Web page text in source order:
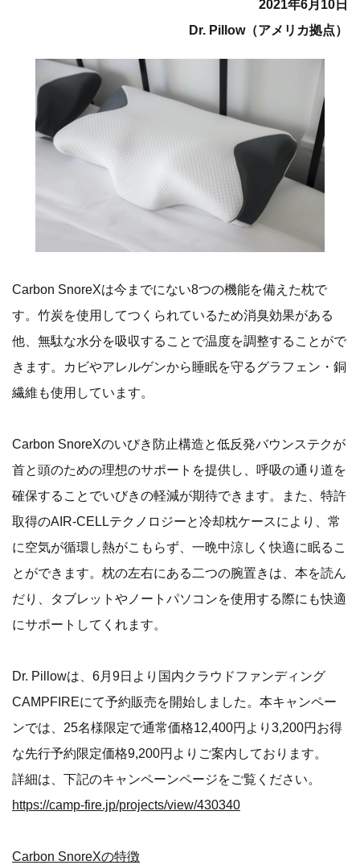
2021年6月10日
Dr. Pillow（アメリカ拠点）
Carbon SnoreXは今までにない8つの機能を備えた枕で
す。竹炭を使用してつくられているため消臭効果がある
他、無駄な水分を吸収することで温度を調整することがで
きます。カビやアレルゲンから睡眠を守るグラフェン・銅
繊維も使用しています。
Carbon SnoreXのいびき防止構造と低反発バウンステクが
首と頭のための理想のサポートを提供し、呼吸の通り道を
確保することでいびきの軽減が期待できます。また、特許
取得のAIR-CELLテクノロジーと冷却枕ケースにより、常
に空気が循環し熱がこもらず、一晩中涼しく快適に眠るこ
とができます。枕の左右にある二つの腕置きは、本を読ん
だり、タブレットやノートパソコンを使用する際にも快適
にサポートしてくれます。
Dr. Pillowは、6月9日より国内クラウドファンディング
CAMPFIRE​にて予約販売を開始しました。本キャンペー
ンでは、25名様限定で通常価格12,400円より3,200円お得
な先行予約限定価格9,200円よりご案内しております。
詳細は、下記のキャンペーンページをご覧ください。
https://camp-fire.jp/projects/view/430340
Carbon SnoreXの特徴